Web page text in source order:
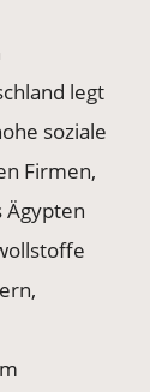
legt
soziale
Firmen,
Ägypten